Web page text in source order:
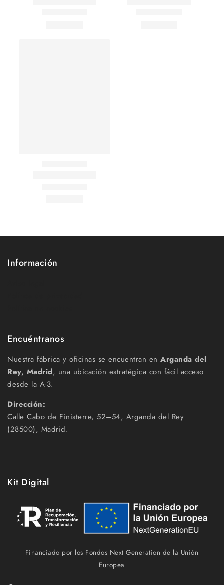
Información
Encuéntranos
Nuestra fábrica y oficinas se encuentran en Arganda del
Rey, Madrid, una ubicación estratégica con fácil acceso
desde la A-3.
Dirección:
Calle Cabo de Finisterre, 52–54, Arganda del Rey
(28500), Madrid.
Kit Digital
Financiado por los Fondos Next Generation de la Unión
Europea